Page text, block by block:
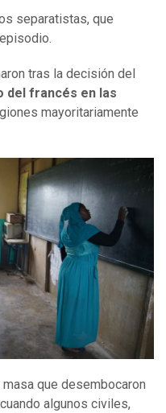
separatistas, que
tras la decisión del
del francés en las
mayoritariamente
que desembocaron
algunos civiles,